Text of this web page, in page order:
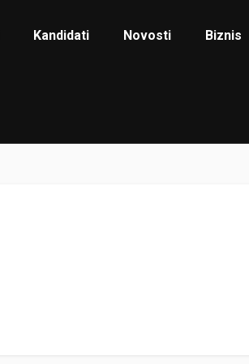
Kandidati Novosti Biznis